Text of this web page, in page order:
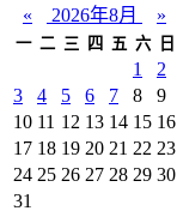
« 2026年8月 »
一 二 三 四 五 六 日
1
2
3
4 5 6 7 8
9
10 11 12 13 14 15 16
17 18 19 20 21 22 23
24 25 26 27 28 29 30
31